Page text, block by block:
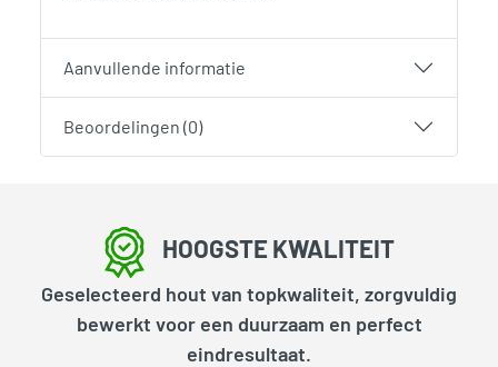
Aanvullende informatie
Beoordelingen (0)
HOOGSTE KWALITEIT
Geselecteerd hout van topkwaliteit, zorgvuldig
bewerkt voor een duurzaam en perfect
eindresultaat.